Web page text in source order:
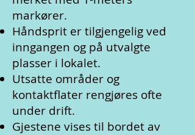
markører.
Håndsprit er tilgjengelig ved
inngangen og på utvalgte
plasser i lokalet.
Utsatte områder og
kontaktflater rengjøres ofte
under drift.
Gjestene vises til bordet av